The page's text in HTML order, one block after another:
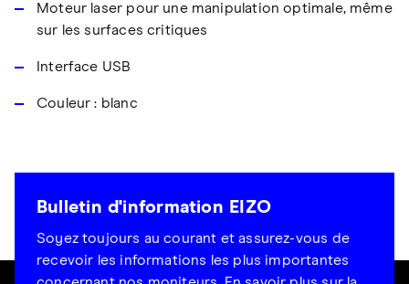
Moteur laser pour une manipulation optimale, même
sur les surfaces critiques
Interface USB
Couleur : blanc
Bulletin d'information EIZO
Soyez toujours au courant et assurez-vous de
recevoir les informations les plus importantes